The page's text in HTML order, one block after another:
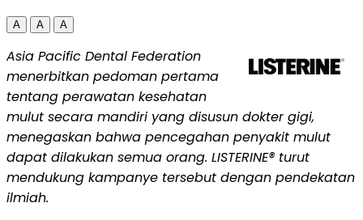
A A A
Asia Pacific Dental Federation
menerbitkan pedoman pertama
tentang perawatan kesehatan
mulut secara mandiri yang disusun dokter gigi,
menegaskan bahwa pencegahan penyakit mulut
dapat dilakukan semua orang. LISTERINE® turut
mendukung kampanye tersebut dengan pendekatan
ilmiah.